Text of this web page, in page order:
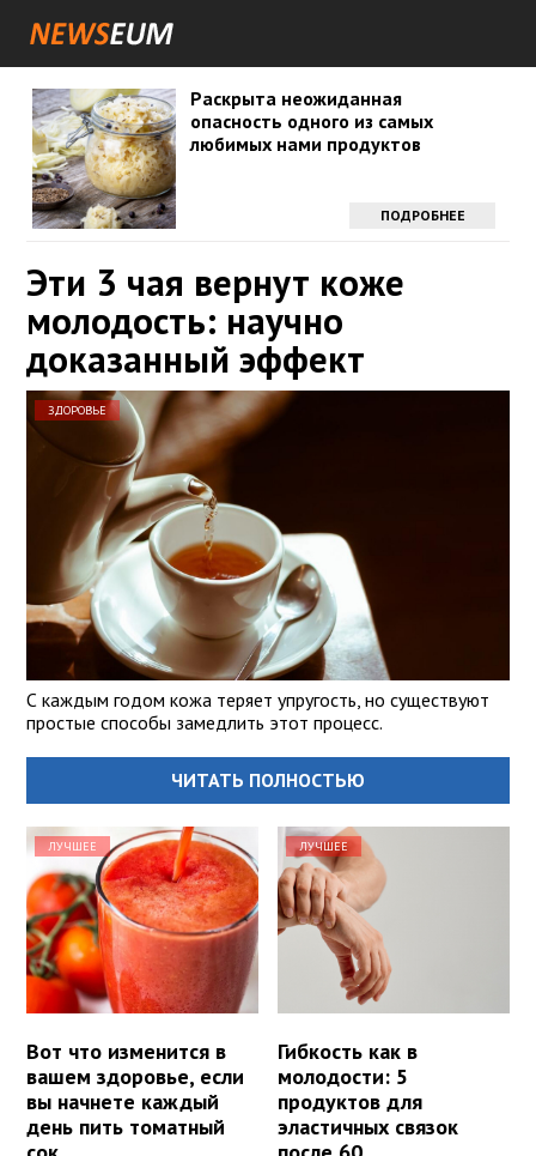
Раскрыта неожиданная
опасность одного из самых
любимых нами продуктов
ПОДРОБНЕЕ
Эти 3 чая вернут коже
молодость: научно
доказанный эффект
ЗДОРОВЬЕ
С каждым годом кожа теряет упругость, но существуют
простые способы замедлить этот процесс.
ЧИТАТЬ ПОЛНОСТЬЮ
ЛУЧШЕЕ
Вот что изменится в
вашем здоровье, если
вы начнете каждый
день пить томатный
ЛУЧШЕЕ
Гибкость как в
молодости: 5
продуктов для
эластичных связок